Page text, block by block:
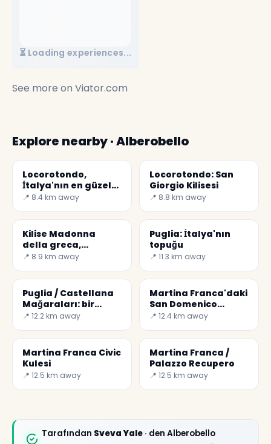
⏳ Loading experiences...
See more on Viator.com
Explore nearby · Alberobello
Locorotondo,
İtalya'nın en güzel
köylerinden biri
📍 8.4 km away
Locorotondo: San
Giorgio Kilisesi
📍 8.8 km away
Kilise Madonna
della greca,
Locorotondo en eski
📍 8.9 km away
Puglia: İtalya'nın
topuğu
📍 11.3 km away
Puglia / Castellana
Mağaraları: bir
İtalyan harikası
📍 12.2 km away
Martina Franca'daki
San Domenico
Kilisesi
📍 12.4 km away
Martina Franca Civic
Kulesi
📍 12.5 km away
Martina Franca /
Palazzo Recupero
📍 12.5 km away
Tarafından Sveva Yale · den Alberobello